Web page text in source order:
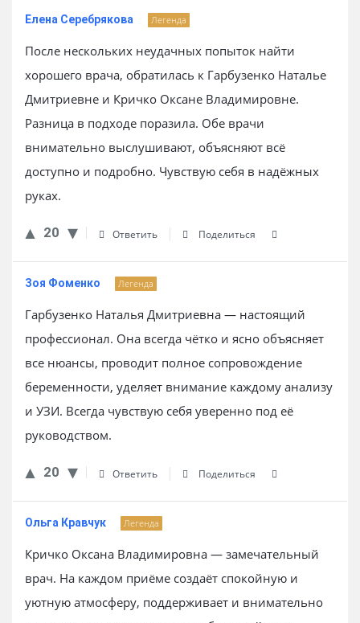
Елена Серебрякова Легенда
После нескольких неудачных попыток найти
хорошего врача, обратилась к Гарбузенко Наталье
Дмитриевне и Кричко Оксане Владимировне.
Разница в подходе поразила. Обе врачи
внимательно выслушивают, объясняют всё
доступно и подробно. Чувствую себя в надёжных
руках.
20 Ответить Поделиться
Зоя Фоменко Легенда
Гарбузенко Наталья Дмитриевна — настоящий
профессионал. Она всегда чётко и ясно объясняет
все нюансы, проводит полное сопровождение
беременности, уделяет внимание каждому анализу
и УЗИ. Всегда чувствую себя уверенно под её
руководством.
20 Ответить Поделиться
Ольга Кравчук Легенда
Кричко Оксана Владимировна — замечательный
врач. На каждом приёме создаёт спокойную и
уютную атмосферу, поддерживает и внимательно